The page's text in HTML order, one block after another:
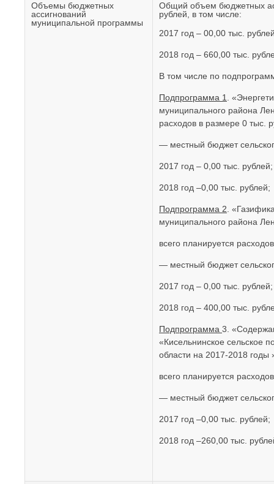
Объемы бюджетных
ассигнований
муниципальной программы
Общий объем бюджетных
рублей, в том числе:
2017 год – 00,00 тыс.
2018 год – 660,00 тыс.
В том числе по
Подпрограмма 1
.
муниципального района
расходов в размере 0 тыс.
— местный бюджет
2017 год – 0,00 тыс. рублей;
2018 год –0,00 тыс. рублей;
Подпрограмма 2 .
муниципального района
всего планируется
— местный бюджет
2017 год – 0,00 тыс. рублей;
2018 год – 400,00 тыс.
Подпрограмма 3.
«Кисельнинское сельское
области на 2017-2018 годы
всего планируется
— местный бюджет
2017 год –0,00 тыс. рублей;
2018 год –260,00 тыс.